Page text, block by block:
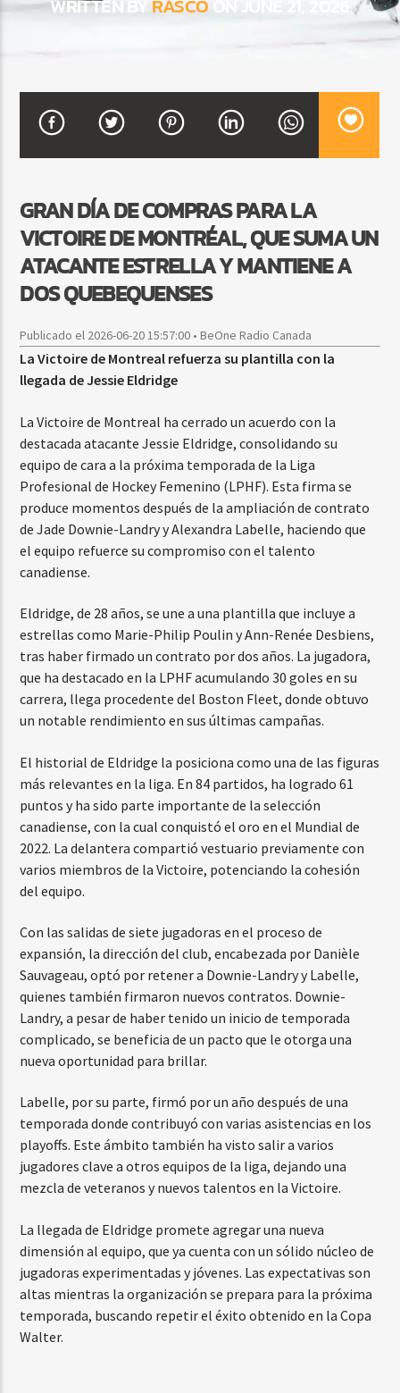
DJ MIX
12:00 AM 2:00 AM
Beone Radio
WRITTEN BYRASCOON JUNE 21, 2026
GRAN DÍA DE COMPRAS PARA LA
VICTOIRE DE MONTRÉAL, QUE SUMA UN
ATACANTE ESTRELLA Y MANTIENE A
DOS QUEBEQUENSES
Publicado el 2026-06-20 15:57:00 • BeOne Radio Canada
La Victoire de Montreal refuerza su plantilla con la
llegada de Jessie Eldridge
La Victoire de Montreal ha cerrado un acuerdo con la
destacada atacante Jessie Eldridge, consolidando su
equipo de cara a la próxima temporada de la Liga
Profesional de Hockey Femenino (LPHF). Esta firma se
produce momentos después de la ampliación de contrato
de Jade Downie-Landry y Alexandra Labelle, haciendo que
el equipo refuerce su compromiso con el talento
canadiense.
Eldridge, de 28 años, se une a una plantilla que incluye a
estrellas como Marie-Philip Poulin y Ann-Renée Desbiens,
tras haber firmado un contrato por dos años. La jugadora,
que ha destacado en la LPHF acumulando 30 goles en su
carrera, llega procedente del Boston Fleet, donde obtuvo
un notable rendimiento en sus últimas campañas.
El historial de Eldridge la posiciona como una de las figuras
más relevantes en la liga. En 84 partidos, ha logrado 61
puntos y ha sido parte importante de la selección
canadiense, con la cual conquistó el oro en el Mundial de
2022. La delantera compartió vestuario previamente con
varios miembros de la Victoire, potenciando la cohesión
del equipo.
Con las salidas de siete jugadoras en el proceso de
expansión, la dirección del club, encabezada por Danièle
Sauvageau, optó por retener a Downie-Landry y Labelle,
quienes también firmaron nuevos contratos. Downie-
Landry, a pesar de haber tenido un inicio de temporada
complicado, se beneficia de un pacto que le otorga una
nueva oportunidad para brillar.
Labelle, por su parte, firmó por un año después de una
temporada donde contribuyó con varias asistencias en los
playoffs. Este ámbito también ha visto salir a varios
jugadores clave a otros equipos de la liga, dejando una
mezcla de veteranos y nuevos talentos en la Victoire.
La llegada de Eldridge promete agregar una nueva
dimensión al equipo, que ya cuenta con un sólido núcleo de
jugadoras experimentadas y jóvenes. Las expectativas son
altas mientras la organización se prepara para la próxima
temporada, buscando repetir el éxito obtenido en la Copa
Walter.